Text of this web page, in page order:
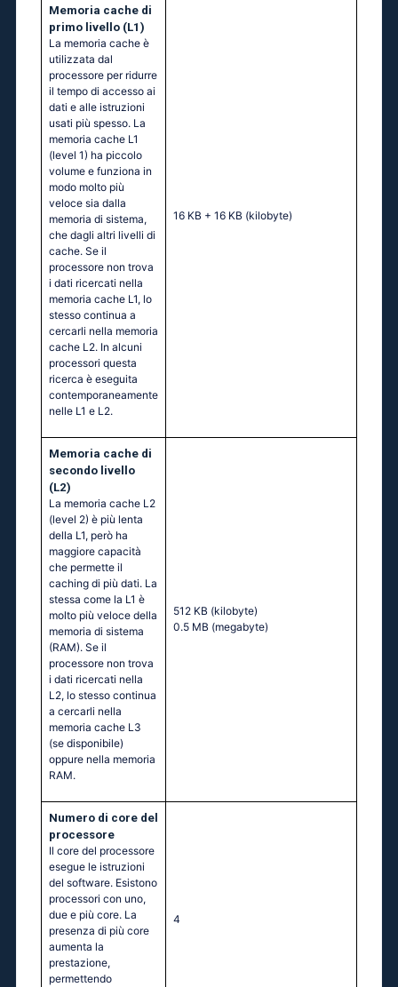
Memoria cache di
primo livello (L1)
La memoria cache è
utilizzata dal
processore per ridurre
il tempo di accesso ai
dati e alle istruzioni
usati più spesso. La
memoria cache L1
(level 1) ha piccolo
volume e funziona in
modo molto più
veloce sia dalla
memoria di sistema,
che dagli altri livelli di
cache. Se il
processore non trova
i dati ricercati nella
memoria cache L1, lo
stesso continua a
cercarli nella memoria
cache L2. In alcuni
processori questa
ricerca è eseguita
contemporaneamente
nelle L1 e L2.
16 KB + 16 KB (kilobyte)
Memoria cache di
secondo livello
(L2)
La memoria cache L2
(level 2) è più lenta
della L1, però ha
maggiore capacità
che permette il
caching di più dati. La
stessa come la L1 è
molto più veloce della
memoria di sistema
(RAM). Se il
processore non trova
i dati ricercati nella
L2, lo stesso continua
a cercarli nella
memoria cache L3
(se disponibile)
oppure nella memoria
RAM.
512 KB (kilobyte)
0.5 MB (megabyte)
Numero di core del
processore
Il core del processore
esegue le istruzioni
del software. Esistono
processori con uno,
due e più core. La
presenza di più core
aumenta la
prestazione,
permettendo
4